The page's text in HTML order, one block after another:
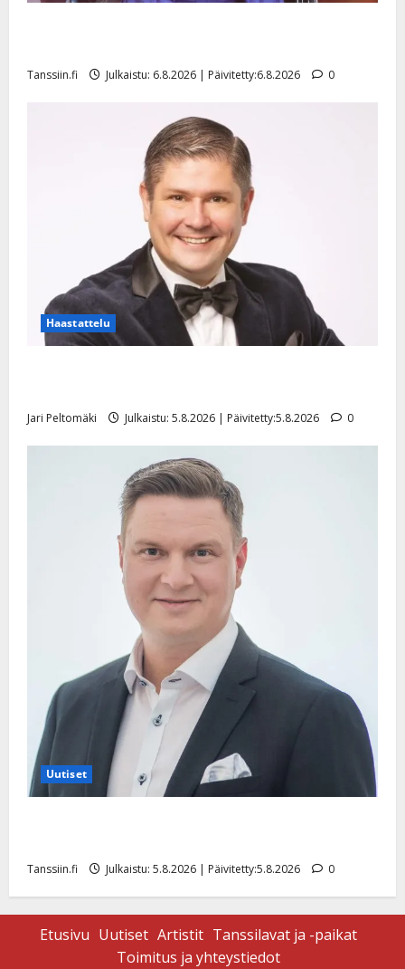
Tanssiin.fi Julkaistu: 6.8.2026 | Päivitetty:6.8.2026 0
Haastattelu
Jari Peltomäki Julkaistu: 5.8.2026 | Päivitetty:5.8.2026 0
Uutiset
Tanssiin.fi Julkaistu: 5.8.2026 | Päivitetty:5.8.2026 0
Etusivu Uutiset Artistit Tanssilavat ja -paikat
Toimitus ja yhteystiedot